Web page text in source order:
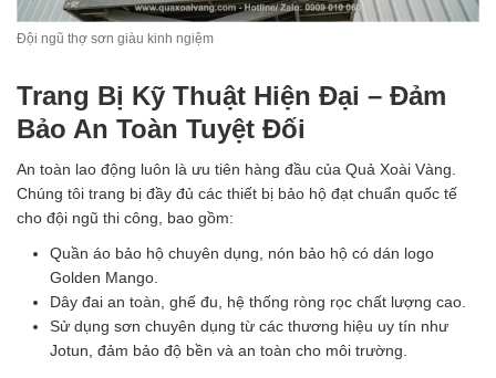
Đội ngũ thợ sơn giàu kinh ngiệm
Trang Bị Kỹ Thuật Hiện Đại – Đảm
Bảo An Toàn Tuyệt Đối
An toàn lao động luôn là ưu tiên hàng đầu của Quả Xoài Vàng.
Chúng tôi trang bị đầy đủ các thiết bị bảo hộ đạt chuẩn quốc tế
cho đội ngũ thi công, bao gồm:
Quần áo bảo hộ chuyên dụng, nón bảo hộ có dán logo
Golden Mango.
Dây đai an toàn, ghế đu, hệ thống ròng rọc chất lượng cao.
Sử dụng sơn chuyên dụng từ các thương hiệu uy tín như
Jotun, đảm bảo độ bền và an toàn cho môi trường.